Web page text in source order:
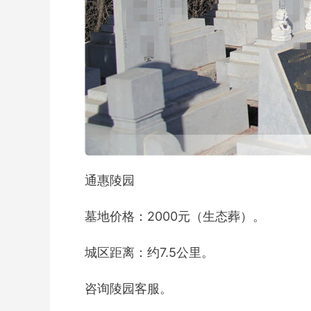
通惠陵园
墓地价格：2000元（生态葬）。
城区距离：约7.5公里。
咨询陵园客服。